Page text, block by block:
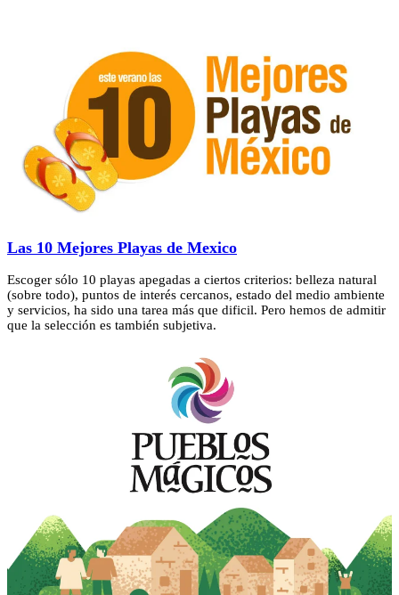
Las 10 Mejores Playas de Mexico
Escoger sólo 10 playas apegadas a ciertos criterios: belleza natural
(sobre todo), puntos de interés cercanos, estado del medio ambiente
y servicios, ha sido una tarea más que dificil. Pero hemos de admitir
que la selección es también subjetiva.